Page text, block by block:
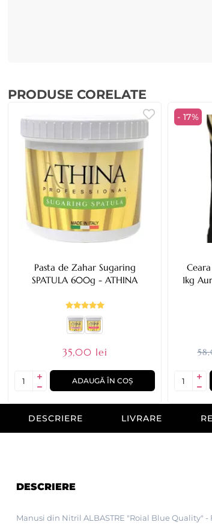
PRODUSE CORELATE
Pasta de Zahar Sugaring
SPATULA 600g - ATHINA
35,00 lei
ADAUGĂ ÎN COȘ
- 17%
1kg
DESCRIERE LIVRARE
DESCRIERE
Manusi din Nitril ALBASTRE "Roial Blue Quality" -